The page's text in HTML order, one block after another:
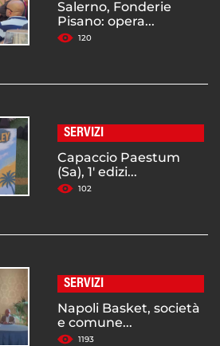
Salerno, Fonderie
Pisano: opera...
120
SERVIZI
Capaccio Paestum
(Sa), 1' edizi...
102
SERVIZI
Napoli Basket, società
e comune...
1193